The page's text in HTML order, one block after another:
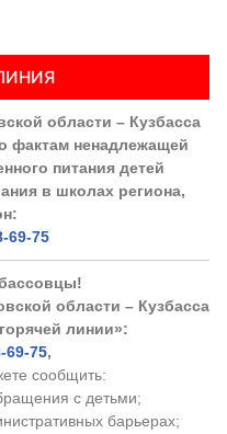
области – Кузбасса
фактам ненадлежащей
питания детей
в школах региона,
69-75
области – Кузбасса
линии»:
69-75,
сообщить:
с детьми;
барьерах;